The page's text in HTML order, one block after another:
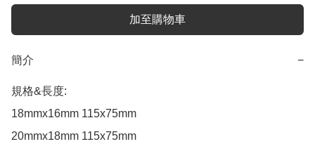
加至購物車
簡介 −
規格&長度:
18mmx16mm 115x75mm
20mmx18mm 115x75mm